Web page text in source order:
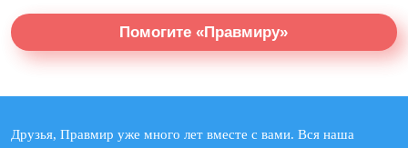
Помогите «Правмиру»
Друзья, Правмир уже много лет вместе с вами. Вся наша